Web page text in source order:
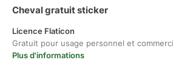
Cheval gratuit sticker
Licence Flaticon
Gratuit pour usage personnel et
Plus d'informations